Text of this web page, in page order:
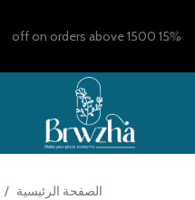
الصفحة الرئيسية
15% off on orders above 1500